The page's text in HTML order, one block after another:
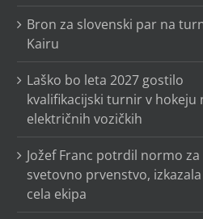
Bron za slovenski par na
Kairu
Laško bo leta 2027 gostilo
kvalifikacijski turnir v hokeju
električnih vozičkih
Jožef Franc potrdil normo za
svetovno prvenstvo, izkazala
cela ekipa